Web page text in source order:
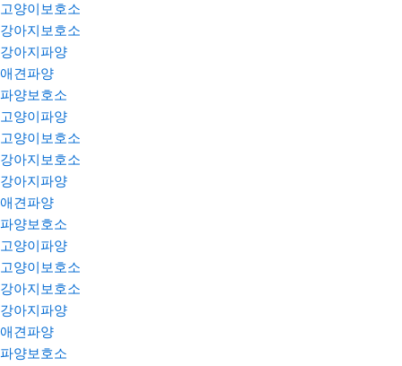
고양이보호소
강아지보호소
강아지파양
애견파양
파양보호소
고양이파양
고양이보호소
강아지보호소
강아지파양
애견파양
파양보호소
고양이파양
고양이보호소
강아지보호소
강아지파양
애견파양
파양보호소